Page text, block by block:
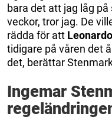
bara det att jag låg
veckor, tror jag. De
rädda för att
tidigare på våren det
det, berättar
Ingemar